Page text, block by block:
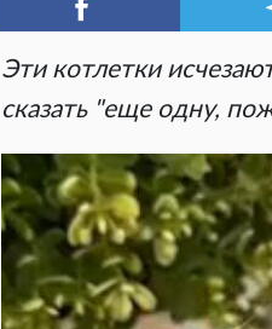
Эти котлетки
сказать "еще одну,